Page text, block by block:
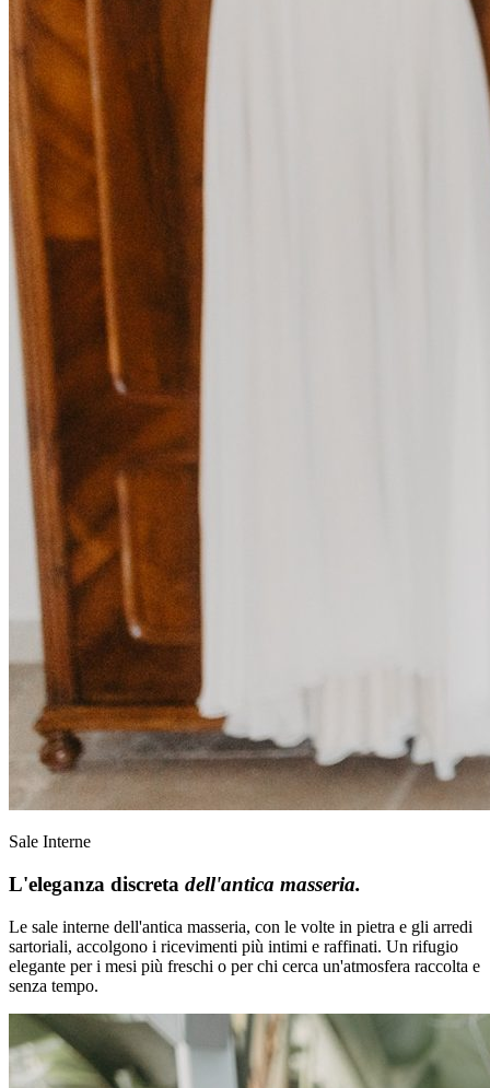
Sale Interne
L'eleganza discreta dell'antica masseria.
Le sale interne dell'antica masseria, con le volte in pietra e gli arredi
sartoriali, accolgono i ricevimenti più intimi e raffinati. Un rifugio
elegante per i mesi più freschi o per chi cerca un'atmosfera raccolta e
senza tempo.